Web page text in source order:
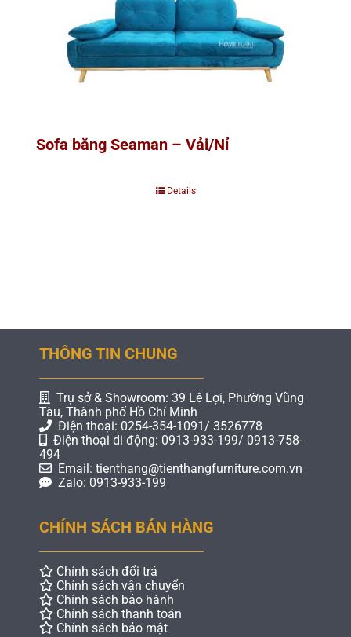
Sofa băng Seaman – Vải/Nỉ
Details
THÔNG TIN CHUNG
Trụ sở & Showroom: 39 Lê Lợi, Phường Vũng
Tàu, Thành phố Hồ Chí Minh
Điện thoại: 0254-354-1091/ 3526778
Điện thoại di động: 0913-933-199/ 0913-758-
494
Email: tienthang@tienthangfurniture.com.vn
Zalo: 0913-933-199
CHÍNH SÁCH BÁN HÀNG
Chính sách đổi trả
Chính sách vận chuyển
Chính sách bảo hành
Chính sách thanh toán
Chính sách bảo mật